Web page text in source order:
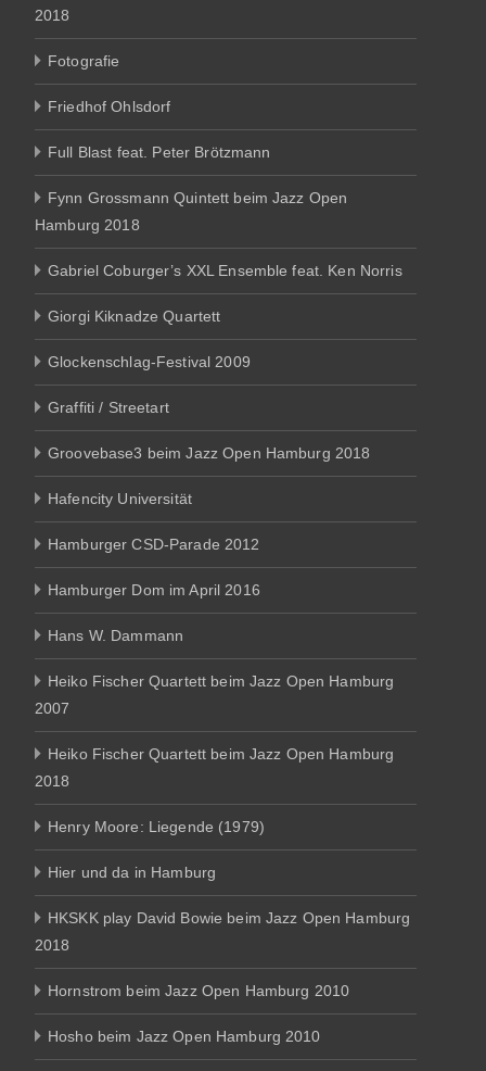
2018
Fotografie
Friedhof Ohlsdorf
Full Blast feat. Peter Brötzmann
Fynn Grossmann Quintett beim Jazz Open
Hamburg 2018
Gabriel Coburger’s XXL Ensemble feat. Ken Norris
Giorgi Kiknadze Quartett
Glockenschlag-Festival 2009
Graffiti / Streetart
Groovebase3 beim Jazz Open Hamburg 2018
Hafencity Universität
Hamburger CSD-Parade 2012
Hamburger Dom im April 2016
Hans W. Dammann
Heiko Fischer Quartett beim Jazz Open Hamburg
2007
Heiko Fischer Quartett beim Jazz Open Hamburg
2018
Henry Moore: Liegende (1979)
Hier und da in Hamburg
HKSKK play David Bowie beim Jazz Open Hamburg
2018
Hornstrom beim Jazz Open Hamburg 2010
Hosho beim Jazz Open Hamburg 2010